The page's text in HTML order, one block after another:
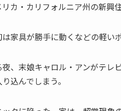
リカ・カリフォルニア州の新興
家具が勝手に動くなどの軽い
夜、末娘キャロル・アンがテレ
込んでしまう。